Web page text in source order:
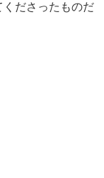
くださったものだ